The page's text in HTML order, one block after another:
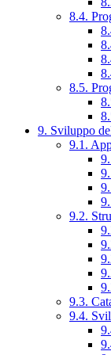
8.4.
8.5.
9. Sviluppo
9.1.
9.2.
9.3.
9.4.